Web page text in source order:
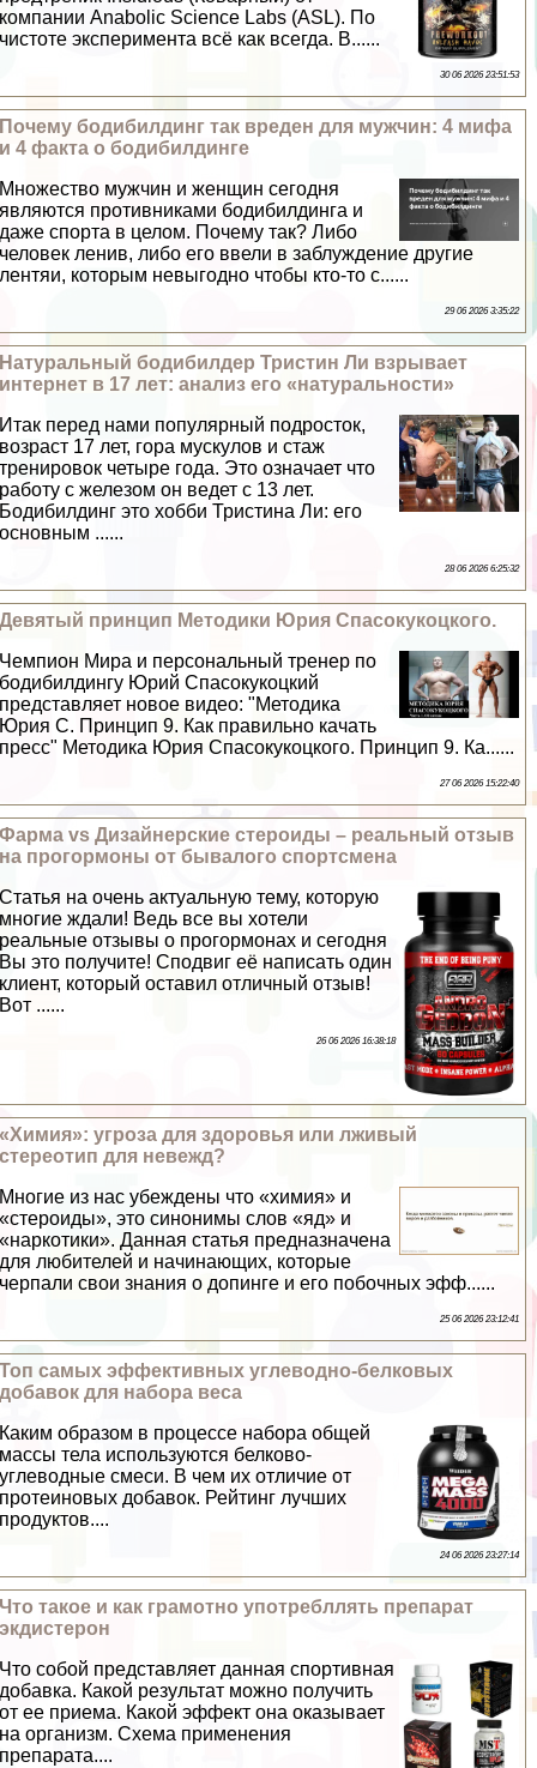
компании Anabolic Science Labs (ASL). По
чистоте эксперимента всё как всегда. В......
30 06 2026 23:51:53
Почему бодибилдинг так вреден для мужчин: 4 мифа
и 4 факта о бодибилдинге
Множество мужчин и женщин сегодня
являются противниками бодибилдинга и
даже спорта в целом. Почему так? Либо
человек ленив, либо его ввели в заблуждение другие
лентяи, которым невыгодно чтобы кто-то с......
29 06 2026 3:35:22
Натуральный бодибилдер Тристин Ли взрывает
интернет в 17 лет: анализ его «натуральности»
Итак перед нами популярный подросток,
возраст 17 лет, гора мускулов и стаж
тренировок четыре года. Это означает что
работу с железом он ведет с 13 лет.
Бодибилдинг это хобби Тристина Ли: его
основным ......
28 06 2026 6:25:32
Девятый принцип Методики Юрия Спасокукоцкого.
Чемпион Мира и персональный тренер по
бодибилдингу Юрий Спасокукоцкий
представляет новое видео: "Методика
Юрия С. Принцип 9. Как правильно качать
пресс" Методика Юрия Спасокукоцкого. Принцип 9. Ка......
27 06 2026 15:22:40
Фарма vs Дизайнерские стероиды – реальный отзыв
на прогормоны от бывалого спортсмена
Статья на очень актуальную тему, которую
многие ждали! Ведь все вы хотели
реальные отзывы о прогормонах и сегодня
Вы это получите! Сподвиг её написать один
клиент, который оставил отличный отзыв!
Вот ......
26 06 2026 16:38:18
«Химия»: угроза для здоровья или лживый
стереотип для невежд?
Многие из нас убеждены что «химия» и
«стероиды», это синонимы слов «яд» и
«наркотики». Данная статья предназначена
для любителей и начинающих, которые
черпали свои знания о допинге и его побочных эфф......
25 06 2026 23:12:41
Топ самых эффективных углеводно-белковых
добавок для набора веса
Каким образом в процессе набора общей
массы тела используются белково-
углеводные смеси. В чем их отличие от
протеиновых добавок. Рейтинг лучших
продуктов....
24 06 2026 23:27:14
Что такое и как грамотно употрeбллять препарат
экдистерон
Что собой представляет данная спортивная
добавка. Какой результат можно получить
от ее приема. Какой эффект она оказывает
на организм. Схема применения
препарата....